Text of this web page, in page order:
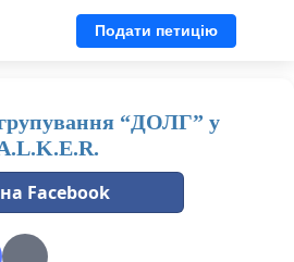
Подати петицію
“ДОЛГ” у
Facebook